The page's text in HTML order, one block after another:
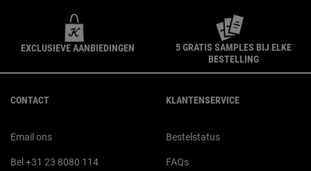
EXCLUSIEVE AANBIEDINGEN
5 GRATIS SAMPLES BIJ ELKE
BESTELLING
CONTACT
Email ons
Bel +31 23 8080 114
KLANTENSERVICE
Bestelstatus
FAQs